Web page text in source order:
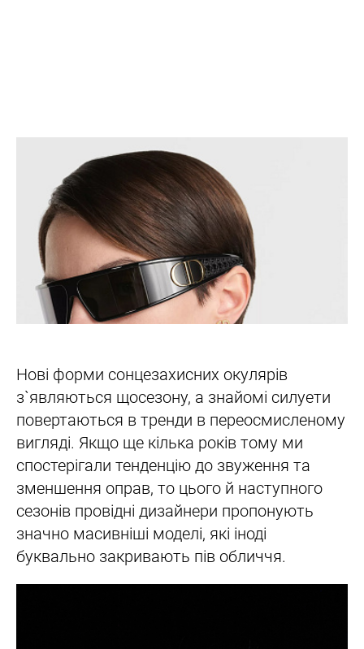
Нові форми сонцезахисних окулярів
з`являються щосезону, а знайомі силуети
повертаються в тренди в переосмисленому
вигляді. Якщо ще кілька років тому ми
спостерігали тенденцію до звуження та
зменшення оправ, то цього й наступного
сезонів провідні дизайнери пропонують
значно масивніші моделі, які іноді
буквально закривають пів обличчя.